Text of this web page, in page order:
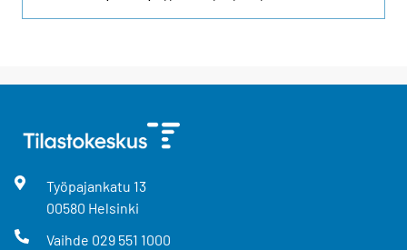
Työpajankatu 13
00580 Helsinki
Vaihde 029 551 1000